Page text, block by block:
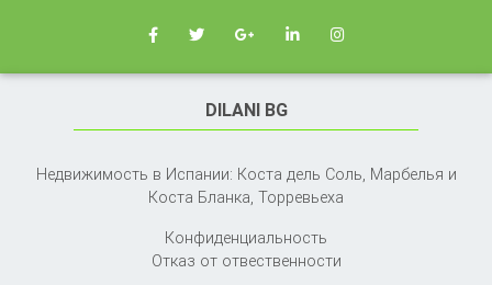
DILANI BG
Недвижимость в Испании: Коста дель Соль, Марбелья и
Коста Бланка, Торревьеха
Конфиденциальность
Отказ от отвественности